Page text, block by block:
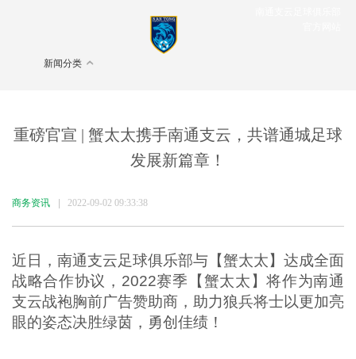
新闻分类
重磅官宣 | 蟹太太携手南通支云，共谱通城足球
发展新篇章！
商务资讯 2022-09-02 09:33:38
近日，南通支云足球俱乐部与【蟹太太】达成全面
战略合作协议，2022赛季【蟹太太】将作为南通
支云战袍胸前广告赞助商，助力狼兵将士以更加亮
眼的姿态决胜绿茵，勇创佳绩！